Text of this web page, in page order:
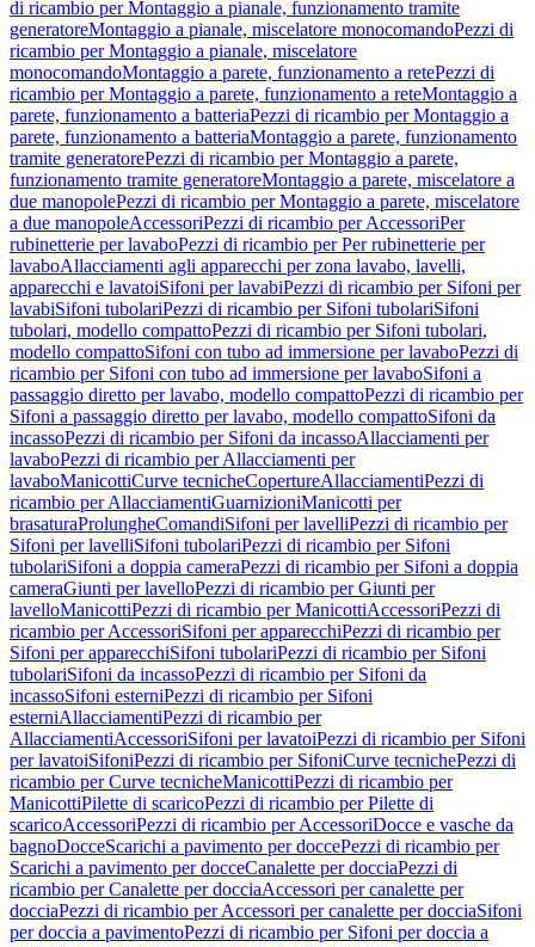
di ricambio per Montaggio a pianale, funzionamento tramite
generatoreMontaggio a pianale, miscelatore monocomandoPezzi di
ricambio per Montaggio a pianale, miscelatore
monocomandoMontaggio a parete, funzionamento a retePezzi di
ricambio per Montaggio a parete, funzionamento a reteMontaggio a
parete, funzionamento a batteriaPezzi di ricambio per Montaggio a
parete, funzionamento a batteriaMontaggio a parete, funzionamento
tramite generatorePezzi di ricambio per Montaggio a parete,
funzionamento tramite generatoreMontaggio a parete, miscelatore a
due manopolePezzi di ricambio per Montaggio a parete, miscelatore
a due manopoleAccessoriPezzi di ricambio per AccessoriPer
rubinetterie per lavaboPezzi di ricambio per Per rubinetterie per
lavaboAllacciamenti agli apparecchi per zona lavabo, lavelli,
apparecchi e lavatoiSifoni per lavabiPezzi di ricambio per Sifoni per
lavabiSifoni tubolariPezzi di ricambio per Sifoni tubolariSifoni
tubolari, modello compattoPezzi di ricambio per Sifoni tubolari,
modello compattoSifoni con tubo ad immersione per lavaboPezzi di
ricambio per Sifoni con tubo ad immersione per lavaboSifoni a
passaggio diretto per lavabo, modello compattoPezzi di ricambio per
Sifoni a passaggio diretto per lavabo, modello compattoSifoni da
incassoPezzi di ricambio per Sifoni da incassoAllacciamenti per
lavaboPezzi di ricambio per Allacciamenti per
lavaboManicottiCurve tecnicheCopertureAllacciamentiPezzi di
ricambio per AllacciamentiGuarnizioniManicotti per
brasaturaProlungheComandiSifoni per lavelliPezzi di ricambio per
Sifoni per lavelliSifoni tubolariPezzi di ricambio per Sifoni
tubolariSifoni a doppia cameraPezzi di ricambio per Sifoni a doppia
cameraGiunti per lavelloPezzi di ricambio per Giunti per
lavelloManicottiPezzi di ricambio per ManicottiAccessoriPezzi di
ricambio per AccessoriSifoni per apparecchiPezzi di ricambio per
Sifoni per apparecchiSifoni tubolariPezzi di ricambio per Sifoni
tubolariSifoni da incassoPezzi di ricambio per Sifoni da
incassoSifoni esterniPezzi di ricambio per Sifoni
esterniAllacciamentiPezzi di ricambio per
AllacciamentiAccessoriSifoni per lavatoiPezzi di ricambio per Sifoni
per lavatoiSifoniPezzi di ricambio per SifoniCurve tecnichePezzi di
ricambio per Curve tecnicheManicottiPezzi di ricambio per
ManicottiPilette di scaricoPezzi di ricambio per Pilette di
scaricoAccessoriPezzi di ricambio per AccessoriDocce e vasche da
bagnoDocceScarichi a pavimento per doccePezzi di ricambio per
Scarichi a pavimento per docceCanalette per docciaPezzi di
ricambio per Canalette per docciaAccessori per canalette per
docciaPezzi di ricambio per Accessori per canalette per docciaSifoni
per doccia a pavimentoPezzi di ricambio per Sifoni per doccia a